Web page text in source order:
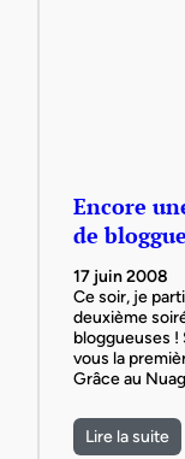
Encore
de
17 juin 2008
Ce soir, je
deuxième
bloggueuses !
vous la
Grâce au
Lire la suite